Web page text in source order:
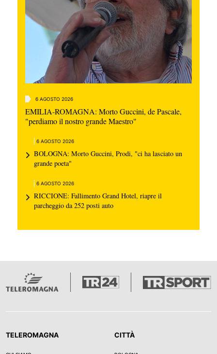
6 AGOSTO 2026
EMILIA-ROMAGNA: Morto Guccini, de Pascale,
"perdiamo il nostro grande Maestro"
6 AGOSTO 2026
BOLOGNA: Morto Guccini, Prodi, "ci ha lasciato un
grande poeta"
6 AGOSTO 2026
RICCIONE: Fallimento Grand Hotel, riapre il
parcheggio da 252 posti auto
TELEROMAGNA CITTÀ